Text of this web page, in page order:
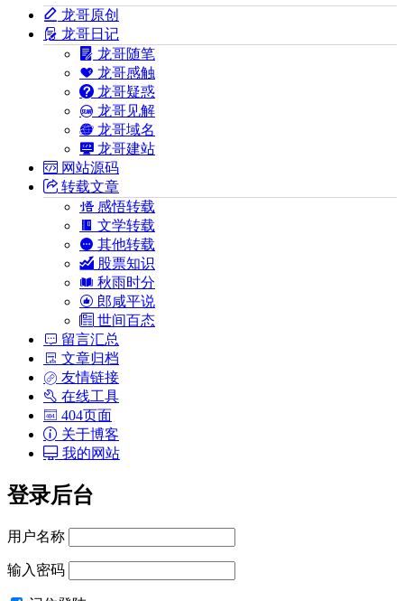
龙哥原创
龙哥日记
龙哥随笔
龙哥感触
龙哥疑惑
龙哥见解
龙哥域名
龙哥建站
网站源码
转载文章
感悟转载
文学转载
其他转载
股票知识
秋雨时分
郎咸平说
世间百态
留言汇总
文章归档
友情链接
在线工具
404页面
关于博客
我的网站
登录后台
用户名称
输入密码